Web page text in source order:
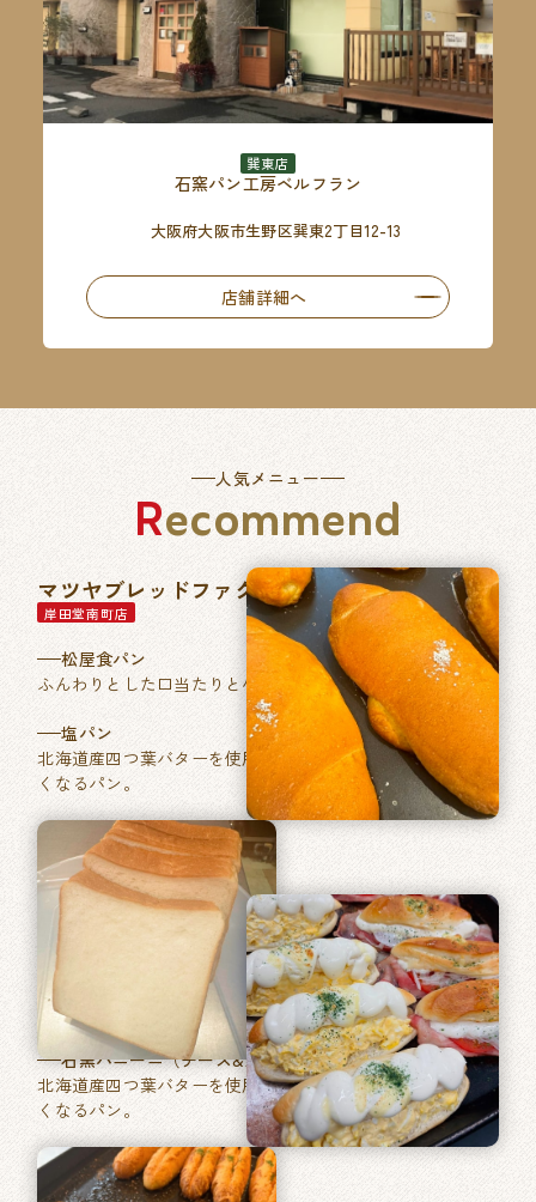
巽東店
石窯パン工房ベルフラン
大阪府大阪市生野区巽東2丁目12-13
店舗詳細へ
人気メニュー
Recommend
マツヤブレッドファクトリー
岸田堂南町店
松屋食パン
ふんわりとした口当たりと小麦本来の香りが特徴。
塩パン
北海道産四つ葉バターを使用した、あきのこない毎日食べた
くなるパン。
石窯パン工房ベルフラン
特製ふくやの明太フランス
フランスパンに「ふくや」ブランドの明太バターを塗り焼き
あげました。
石窯パニーニ（チーズ&たまご／ベーコントマト）
北海道産四つ葉バターを使用した、あきのこない毎日食べた
くなるパン。